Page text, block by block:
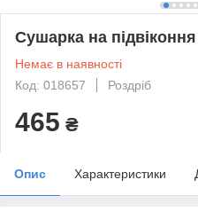
Сушарка на
Немає в наявності
Код: 018657
Роздріб
465 ₴
Опис Характеристики